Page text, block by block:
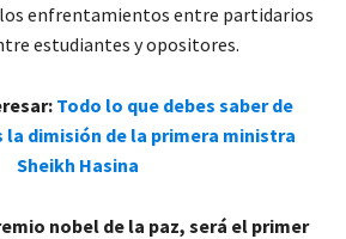
los enfrentamientos entre partidarios
estudiantes y opositores.
Todo lo que debes saber de
la dimisión de la primera ministra
Sheikh Hasina
nobel de la paz, será el primer